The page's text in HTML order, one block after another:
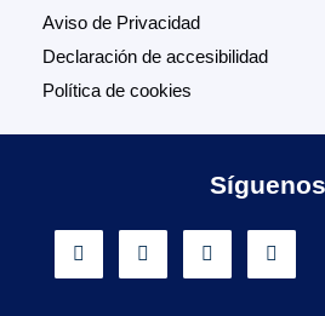
Aviso de Privacidad
Declaración de accesibilidad
Política de cookies